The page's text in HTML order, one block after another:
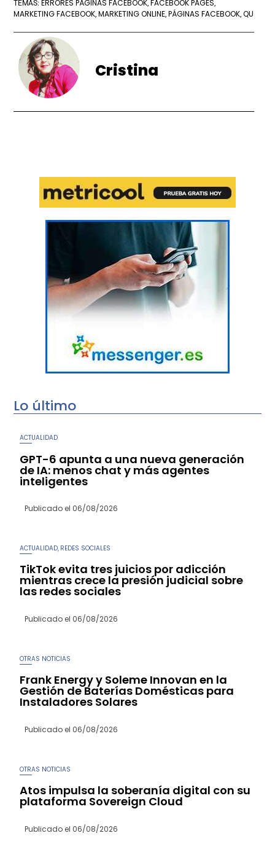
TEMAS: ERRORES PÁGINAS FACEBOOK, FACEBOOK PAGES,
MARKETING FACEBOOK, MARKETING ONLINE, PÁGINAS FACEBOOK,QU
Cristina
Lo último
ACTUALIDAD
GPT-6 apunta a una nueva generación
de IA: menos chat y más agentes
inteligentes
Publicado el 06/08/2026
ACTUALIDAD REDES SOCIALES
TikTok evita tres juicios por adicción
mientras crece la presión judicial sobre
las redes sociales
Publicado el 06/08/2026
OTRAS NOTICIAS
Frank Energy y Soleme Innovan en la
Gestión de Baterías Domésticas para
Instaladores Solares
Publicado el 06/08/2026
OTRAS NOTICIAS
Atos impulsa la soberanía digital con su
plataforma Sovereign Cloud
Publicado el 06/08/2026